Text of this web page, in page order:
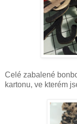
Celé zabalené
kartonu, ve kterém